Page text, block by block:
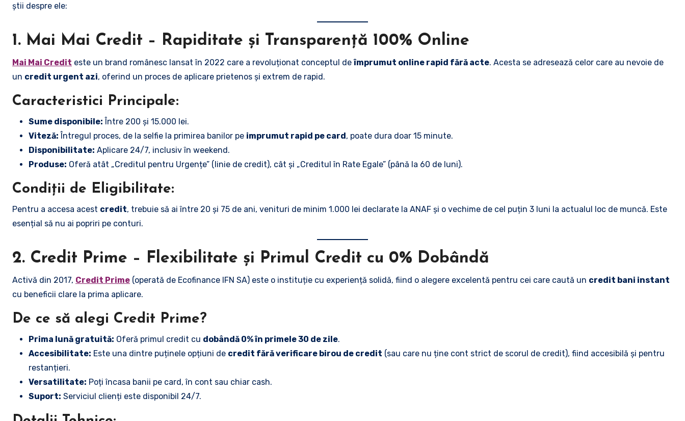
știi despre ele:
1. Mai Mai Credit – Rapiditate și Transparență 100% Online
Mai Mai Credit este un brand românesc lansat în 2022 care a revoluționat conceptul deîmprumut online rapid fără acte. Acesta se adresează celor care au nevoie de
un credit urgent azi, oferind un proces de aplicare prietenos și extrem de rapid.
Caracteristici Principale:
Sume disponibile: Între 200 și 15.000 lei.
Viteză: Întregul proces, de la selfie la primirea banilor pe imprumut rapid pe card, poate dura doar 15 minute.
Disponibilitate: Aplicare 24/7, inclusiv în weekend.
Produse: Oferă atât „Creditul pentru Urgențe” (linie de credit), cât și „Creditul în Rate Egale” (până la 60 de luni).
Condiții de Eligibilitate:
Pentru a accesa acest credit, trebuie să ai între 20 și 75 de ani, venituri de minim 1.000 lei declarate la ANAF și o vechime de cel puțin 3 luni la actualul loc de muncă. Este
esențial să nu ai popriri pe conturi.
2. Credit Prime – Flexibilitate și Primul Credit cu 0% Dobândă
Activă din 2017, Credit Prime (operată de Ecofinance IFN SA) este o instituție cu experiență solidă, fiind o alegere excelentă pentru cei care caută un credit bani instant
cu beneficii clare la prima aplicare.
De ce să alegi Credit Prime?
Prima lună gratuită: Oferă primul credit cu dobândă 0% în primele 30 de zile.
Accesibilitate: Este una dintre puținele opțiuni de credit fără verificare birou de credit (sau care nu ține cont strict de scorul de credit), fiind accesibilă și pentru
restanțieri.
Versatilitate: Poți încasa banii pe card, în cont sau chiar cash.
Suport: Serviciul clienți este disponibil 24/7.